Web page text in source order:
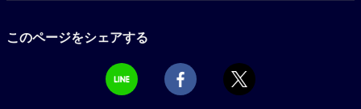
このページをシェアする